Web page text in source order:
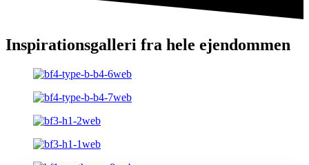
Inspirationsgalleri fra hele ejendommen